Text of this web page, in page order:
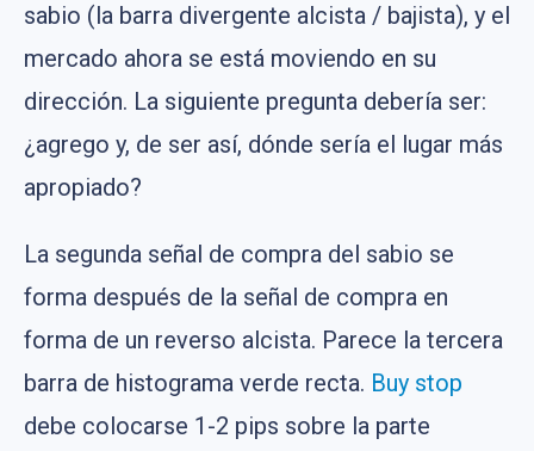
sabio (la barra divergente alcista / bajista), y el
mercado ahora se está moviendo en su
dirección. La siguiente pregunta debería ser:
¿agrego y, de ser así, dónde sería el lugar más
apropiado?
La segunda señal de compra del sabio se
forma después de la señal de compra en
forma de un reverso alcista. Parece la tercera
barra de histograma verde recta. Buy stop
debe colocarse 1-2 pips sobre la parte